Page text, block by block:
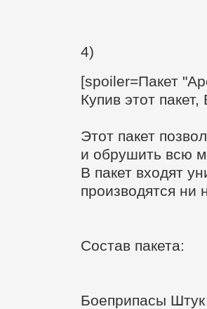
4)
[spoiler=Пакет
Купив этот
Этот пакет
и обрушить всю
В пакет входят
производятся ни
Состав пакета:
Боеприпасы Штук